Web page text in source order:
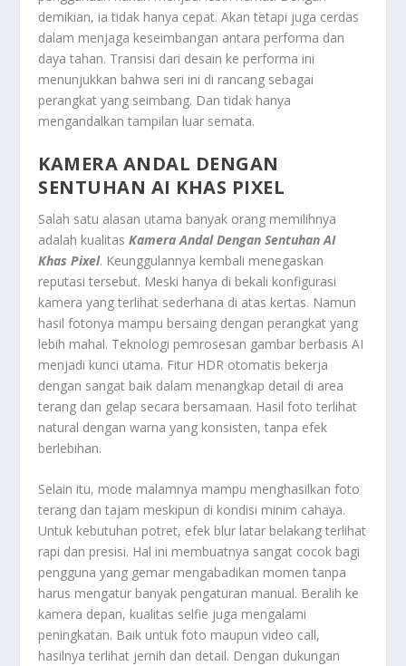
demikian, ia tidak hanya cepat. Akan tetapi juga cerdas
dalam menjaga keseimbangan antara performa dan
daya tahan. Transisi dari desain ke performa ini
menunjukkan bahwa seri ini di rancang sebagai
perangkat yang seimbang. Dan tidak hanya
mengandalkan tampilan luar semata.
KAMERA ANDAL DENGAN
SENTUHAN AI KHAS PIXEL
Salah satu alasan utama banyak orang memilihnya
adalah kualitasKamera Andal Dengan Sentuhan AI
Khas Pixel. Keunggulannya kembali menegaskan
reputasi tersebut. Meski hanya di bekali konfigurasi
kamera yang terlihat sederhana di atas kertas. Namun
hasil fotonya mampu bersaing dengan perangkat yang
lebih mahal. Teknologi pemrosesan gambar berbasis AI
menjadi kunci utama. Fitur HDR otomatis bekerja
dengan sangat baik dalam menangkap detail di area
terang dan gelap secara bersamaan. Hasil foto terlihat
natural dengan warna yang konsisten, tanpa efek
berlebihan.
Selain itu, mode malamnya mampu menghasilkan foto
terang dan tajam meskipun di kondisi minim cahaya.
Untuk kebutuhan potret, efek blur latar belakang terlihat
rapi dan presisi. Hal ini membuatnya sangat cocok bagi
pengguna yang gemar mengabadikan momen tanpa
harus mengatur banyak pengaturan manual. Beralih ke
kamera depan, kualitas selfie juga mengalami
peningkatan. Baik untuk foto maupun video call,
hasilnya terlihat jernih dan detail. Dengan dukungan